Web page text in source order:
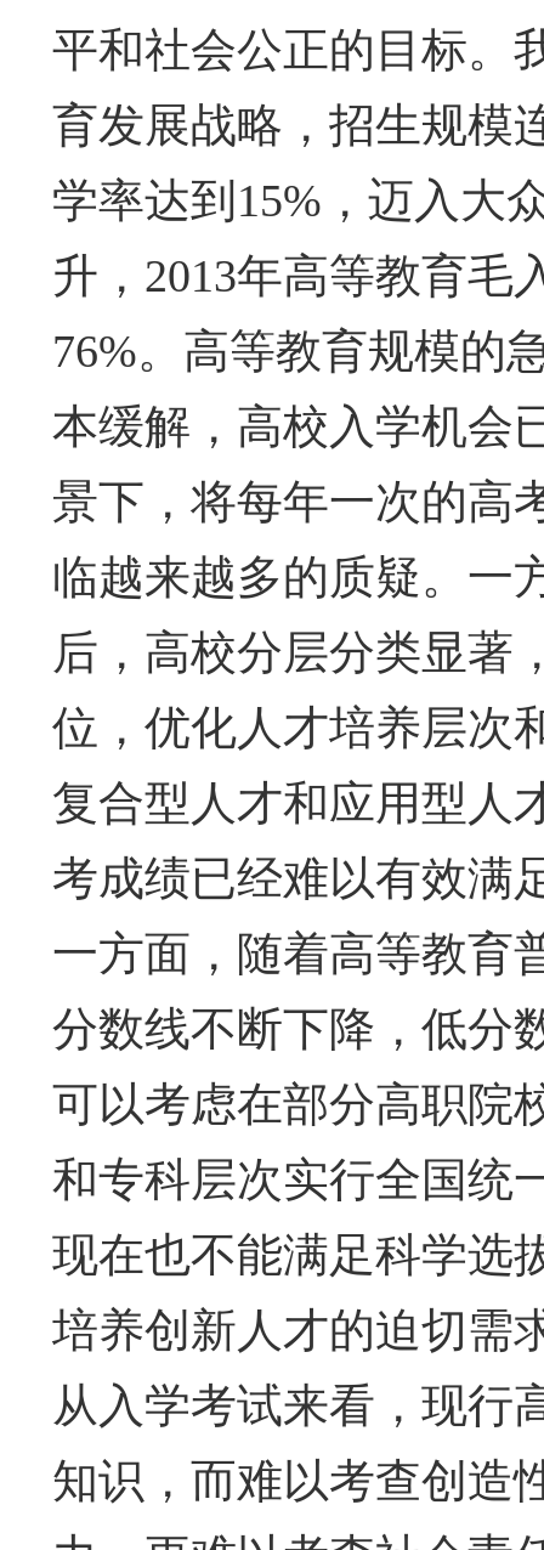
平和社会公正的目标。
育发展战略，招生规模
学率达到15%，迈入大
升，2013年高等教育毛
76%。高等教育规模的
本缓解，高校入学机会
景下，将每年一次的高
临越来越多的质疑。一
后，高校分层分类显著
位，优化人才培养层次
复合型人才和应用型人
考成绩已经难以有效满
一方面，随着高等教育
分数线不断下降，低分
可以考虑在部分高职院
和专科层次实行全国统
现在也不能满足科学选
培养创新人才的迫切需
从入学考试来看，现行
知识，而难以考查创造